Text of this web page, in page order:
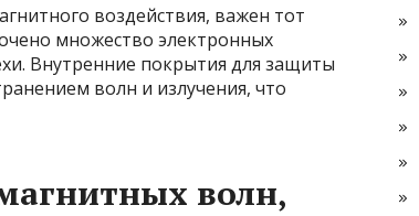
воздействия, важен тот
множество электронных
Внутренние покрытия для защиты
волн и излучения, что
волн,